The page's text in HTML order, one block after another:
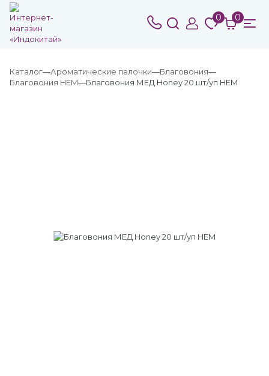
0 0
Каталог Ароматические палочки
Благовония
Благовония HEM
Благовония МЕД Honey 20 шт/уп HEM